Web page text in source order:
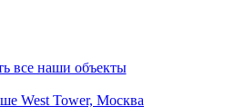
все наши объекты